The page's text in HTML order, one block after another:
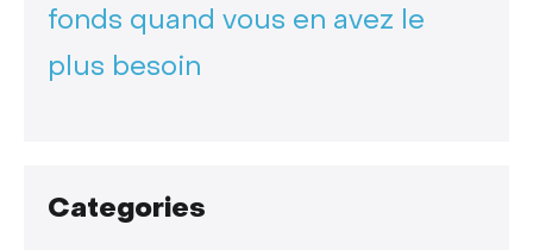
fonds quand vous en avez le
plus besoin
Categories